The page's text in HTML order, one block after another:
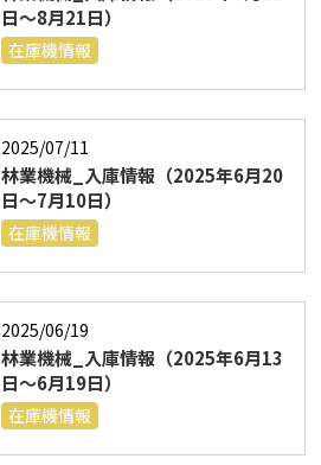
日～8月21日）
在庫機情報
2025/07/11
林業機械_入庫情報（2025年6月20
日～7月10日）
在庫機情報
2025/06/19
林業機械_入庫情報（2025年6月13
日～6月19日）
在庫機情報